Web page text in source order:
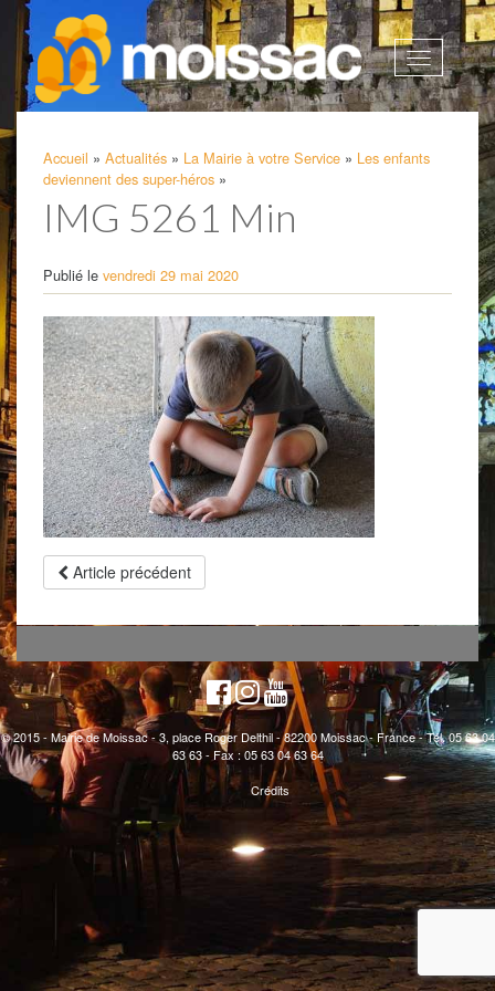
Afficher
la
Accueil » Actualités » La Mairie à votre Service » Les enfants
deviennent des super-héros »
IMG 5261 Min
Publié le vendredi 29 mai 2020
Article précédent
© 2015 - Mairie de Moissac - 3, place Roger Delthil - 82200 Moissac - France - Tél. 05 63 04
63 63 - Fax : 05 63 04 63 64
Crédits